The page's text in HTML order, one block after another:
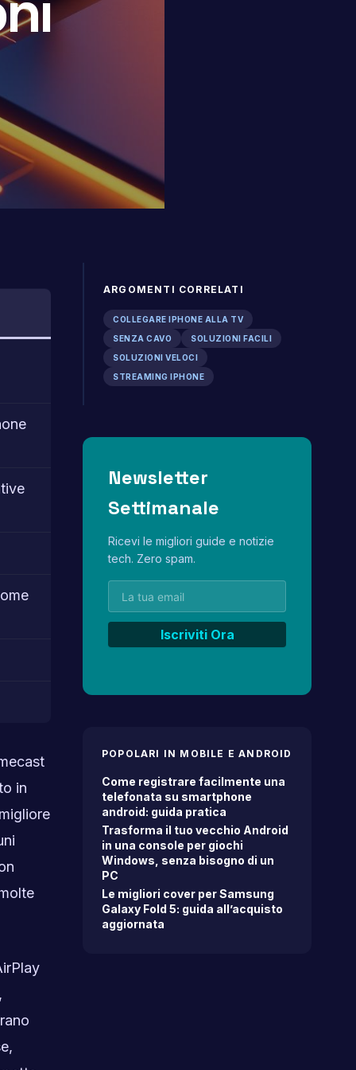
in
ARGOMENTI CORRELATI
COLLEGARE IPHONE ALLA TV
SENZA CAVO
SOLUZIONI FACILI
SOLUZIONI VELOCI
STREAMING IPHONE
Newsletter
Settimanale
Ricevi le migliori guide e notizie
tech. Zero spam.
POPOLARI IN MOBILE E ANDROID
Come registrare facilmente una
telefonata su smartphone
android: guida pratica
Trasforma il tuo vecchio Android
in una console per giochi
Windows, senza bisogno di un
PC
Le migliori cover per Samsung
Galaxy Fold 5: guida all’acquisto
aggiornata